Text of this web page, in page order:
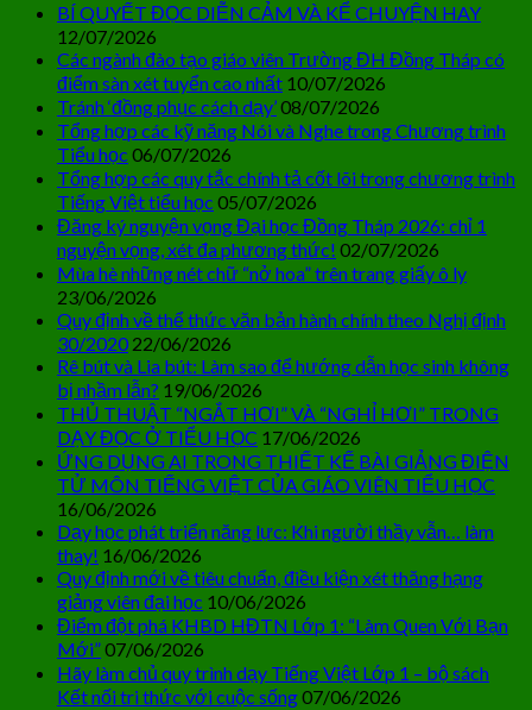
BÍ QUYẾT ĐỌC DIỄN CẢM VÀ KỂ CHUYỆN HAY
12/07/2026
Các ngành đào tạo giáo viên Trường ĐH Đồng Tháp có
điểm sàn xét tuyển cao nhất 10/07/2026
Tránh ‘đồng phục cách dạy’08/07/2026
Tổng hợp các kỹ năng Nói và Nghe trong Chương trình
Tiểu học 06/07/2026
Tổng hợp các quy tắc chính tả cốt lõi trong chương trình
Tiếng Việt tiểu học 05/07/2026
Đăng ký nguyện vọng Đại học Đồng Tháp 2026: chỉ 1
nguyện vọng, xét đa phương thức! 02/07/2026
Mùa hè những nét chữ “nở hoa” trên trang giấy ô ly
23/06/2026
Quy định về thể thức văn bản hành chính theo Nghị định
30/2020 22/06/2026
Rê bút và Lia bút: Làm sao để hướng dẫn học sinh không
bị nhầm lẫn? 19/06/2026
THỦ THUẬT “NGẮT HƠI” VÀ “NGHỈ HƠI” TRONG
DẠY ĐỌC Ở TIỂU HỌC 17/06/2026
ỨNG DỤNG AI TRONG THIẾT KẾ BÀI GIẢNG ĐIỆN
TỬ MÔN TIẾNG VIỆT CỦA GIÁO VIÊN TIỂU HỌC
16/06/2026
Dạy học phát triển năng lực: Khi người thầy vẫn… làm
thay! 16/06/2026
Quy định mới về tiêu chuẩn, điều kiện xét thăng hạng
giảng viên đại học 10/06/2026
Điểm đột phá KHBD HĐTN Lớp 1: “Làm Quen Với Bạn
Mới”07/06/2026
Hãy làm chủ quy trình dạy Tiếng Việt Lớp 1 – bộ sách
Kết nối tri thức với cuộc sống07/06/2026